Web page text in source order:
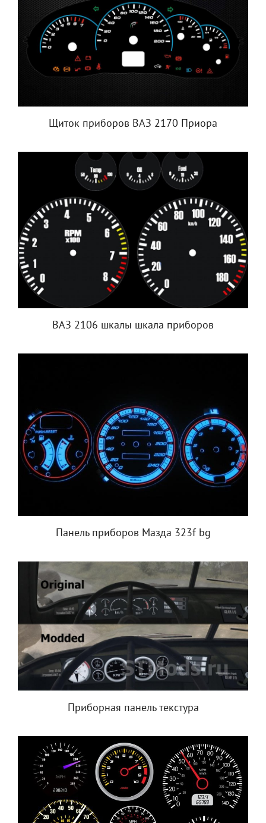
Щиток приборов ВАЗ 2170 Приора
ВАЗ 2106 шкалы шкала приборов
Панель приборов Мазда 323f bg
Приборная панель текстура